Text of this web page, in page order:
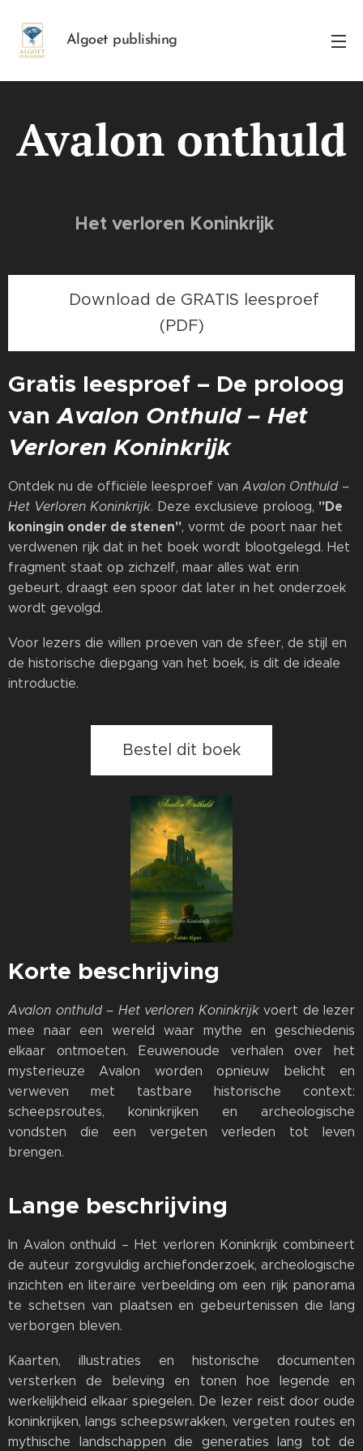
Algoet publishing
Avalon onthuld
Het verloren Koninkrijk
👉 Download de GRATIS leesproef
(PDF)
Gratis leesproef – De proloog
vanAvalon Onthuld – Het
Verloren Koninkrijk
Ontdek nu de officiële leesproef van Avalon Onthuld –
Het Verloren Koninkrijk. Deze exclusieve proloog, "De
koningin onder de stenen", vormt de poort naar het
verdwenen rijk dat in het boek wordt blootgelegd. Het
fragment staat op zichzelf, maar alles wat erin
gebeurt, draagt een spoor dat later in het onderzoek
wordt gevolgd.
Voor lezers die willen proeven van de sfeer, de stijl en
de historische diepgang van het boek, is dit de ideale
introductie.
Bestel dit boek
Korte beschrijving
Avalon onthuld – Het verloren Koninkrijkvoert de lezer
mee naar een wereld waar mythe en geschiedenis
elkaar ontmoeten. Eeuwenoude verhalen over het
mysterieuze Avalon worden opnieuw belicht en
verweven met tastbare historische context:
scheepsroutes, koninkrijken en archeologische
vondsten die een vergeten verleden tot leven
brengen.
Lange beschrijving
In Avalon onthuld – Het verloren Koninkrijk combineert
de auteur zorgvuldig archiefonderzoek, archeologische
inzichten en literaire verbeelding om een rijk panorama
te schetsen van plaatsen en gebeurtenissen die lang
verborgen bleven.
Kaarten, illustraties en historische documenten
versterken de beleving en tonen hoe legende en
werkelijkheid elkaar spiegelen. De lezer reist door oude
koninkrijken, langs scheepswrakken, vergeten routes en
mythische landschappen die generaties lang tot de